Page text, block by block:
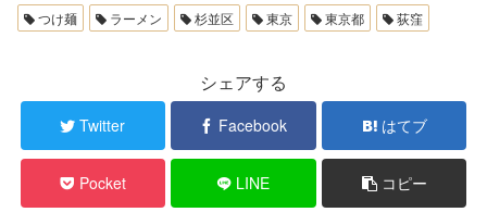
つけ麺 ラーメン 杉並区 東京 東京都 荻窪
シェアする
Twitter Facebook はてブ
Pocket LINE コピー